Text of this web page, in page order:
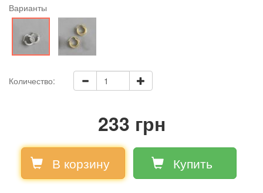
Варианты
Количество:
233 грн
В корзину Купить